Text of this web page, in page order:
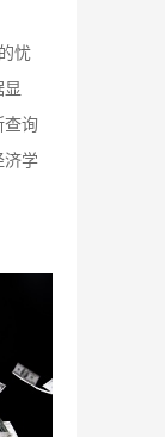
忧
询
济学